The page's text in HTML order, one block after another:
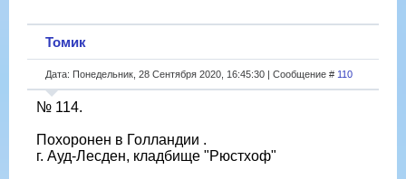
Томик
Дата: Понедельник, 28 Сентября 2020, 16:45:30 | Сообщение # 110
№ 114.
Похоронен в Голландии .
г. Ауд-Лесден, кладбище "Рюстхоф"